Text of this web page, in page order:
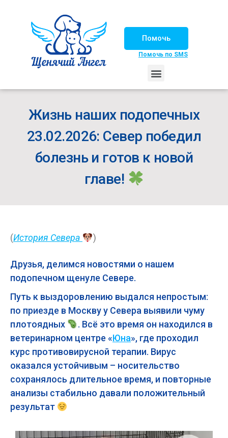
Помочь
Помочь по SMS
Жизнь наших подопечных
23.02.2026: Север победил
болезнь и готов к новой
главе!
(История Севера )
Друзья, делимся новостями о нашем
подопечном щенуле Севере.
Путь к выздоровлению выдался непростым:
по приезде в Москву у Севера выявили чуму
плотоядных
. Всё это время он находился в
ветеринарном центре «Юна», где проходил
курс противовирусной терапии. Вирус
оказался устойчивым – носительство
сохранялось длительное время, и повторные
анализы стабильно давали положительный
результат